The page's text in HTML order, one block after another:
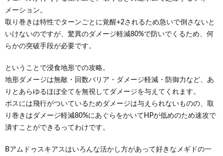
メーション。
取り巻きは特性でターンごとに覚醒+2されるため急いで倒さないと
いけないのですが、驚異のダメージ軽減80%で防いでくるため、何
らかの突破手段が必要です。
ということで浸食地形での攻略。
地形ダメージは無敵・回数バリア・ダメージ軽減・防御力など、あ
りとあらゆるほぼ全てを無視してダメージを与えてくれます。
ボスには飛行がついているためダメージは与えられないものの、取
り巻きはダメージ軽減80%にあぐらをかいてHPが低めのため速攻で
潰すことができるってわけです。
Bアムドゥスキアスはいろんな活かし方があって好きなメギドの一